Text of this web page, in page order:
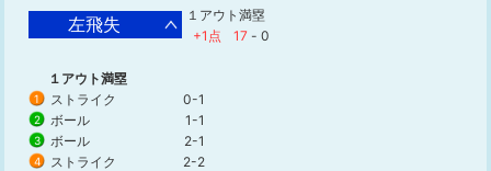
左飛失
１アウト満塁
+1点
17 - 0
１アウト満塁
1 ストライク 0-1
2 ボール 1-1
3 ボール 2-1
4 ストライク 2-2